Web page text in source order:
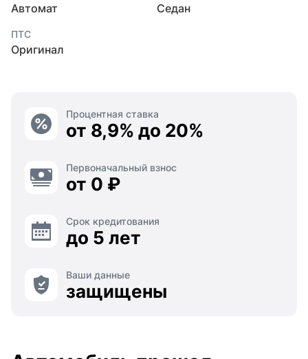
Автомат Седан
ПТС
Оригинал
Процентная ставка
от 8,9% до 20%
Первоначальный взнос
от 0 ₽
Срок кредитования
до 5 лет
Ваши данные
защищены